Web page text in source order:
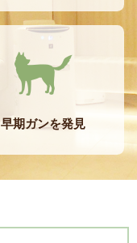
早期ガンを発見